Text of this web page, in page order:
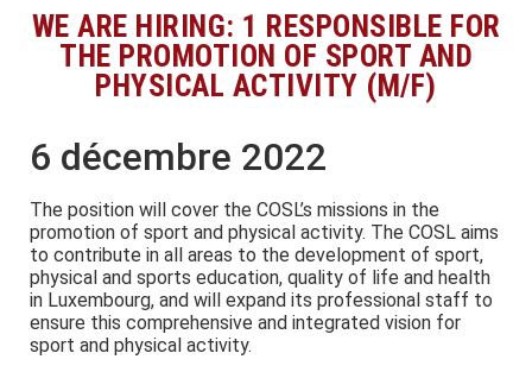
WE ARE HIRING: 1 RESPONSIBLE FOR
THE PROMOTION OF SPORT AND
PHYSICAL ACTIVITY (M/F)
6 décembre 2022
The position will cover the COSL’s missions in the
promotion of sport and physical activity. The COSL aims
to contribute in all areas to the development of sport,
physical and sports education, quality of life and health
in Luxembourg, and will expand its professional staff to
ensure this comprehensive and integrated vision for
sport and physical activity.